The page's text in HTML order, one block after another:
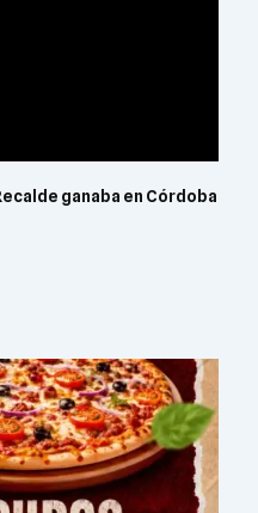
ganaba en Córdoba